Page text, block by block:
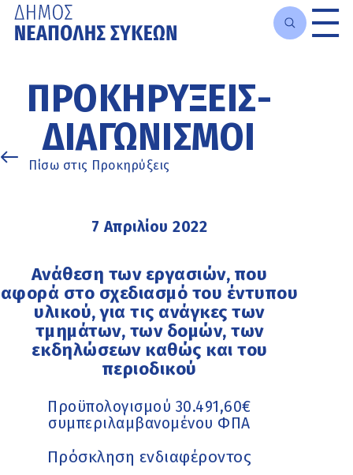
κυρίως
περιεχόμενο
ΠΡΟΚΗΡΎΞΕΙΣ-
ΔΙΑΓΩΝΙΣΜΟΊ
Πίσω στις Προκηρύξεις
7 Απριλίου 2022
Ανάθεση των εργασιών, που
αφορά στο σχεδιασμό του έντυπου
υλικού, για τις ανάγκες των
τμημάτων, των δομών, των
εκδηλώσεων καθώς και του
περιοδικού
Προϋπολογισμού 30.491,60€
συμπεριλαμβανομένου ΦΠΑ
Πρόσκληση ενδιαφέροντος